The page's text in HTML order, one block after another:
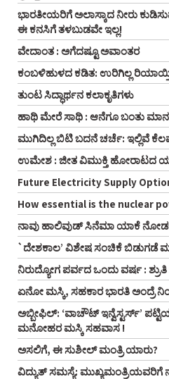
ಭಾರತೀಯರಿಗೆ ಅಲಾಸ್ಕಾದ ನೀರು
ಈ ಕನಸಿಗೆ ತಳಬುಡವೇ ಇಲ್ಲ!
ವೇದಾಂತ : ಅಗೆದಷ್ಟೂ ಅವಾಂತರ
ಕಂಬಳಿಹುಳದ ಕಡಿತ: ಉರಿಗಿಲ್ಲ
ತುಂಟ ಸಿದ್ಧಾರ್ಥನ ಕಲಾಕೃತಿಗಳು
ಹಾಥಿ ಮೇರೆ ಸಾಥಿ : ಆನೆಗೂ ಬಂತು ಮಾನ
ಮುಗಿದಿಲ್ಲ ಬಿಟಿ ಬದನೆ ಚರ್ಚೆ: ಇಲ್ಲಿವೆ
ಉಮೇಶ : ಜೀತ ವಿಮುಕ್ತಿ ಹೋರಾಟದ
Future Electricity Supply
How essential is the nuclear
ನಾವು ಹಾಲಿವುಡ್ ಸಿನೆಮಾ ಯಾಕೆ
`ದೇಶಕಾಲ’ ವಿಶೇಷ ಸಂಚಿಕೆ ಬಿಡುಗಡೆ
ನಿರುದ್ಯೋಗ ಪರ್ವದ ಒಂದು ವರ್ಷ :
ಏನೋ ಮಸ್ಕಿ, ಸಹಕಾರ ಭಾರತಿ ಅಂದ್ರೆ
ಅಬ್ಬೀಫಿಲ್: ‘ವಾಚೌಟ್ ಇನ್ವೆಸ್ಟರ್ಸ್‌’
ಮನೋಹರ ಮಸ್ಕಿ ಸಹವಾಸ !
ಅಸಲಿಗೆ, ಈ ಸುಶೀಲ್ ಮಂತ್ರಿ ಯಾರು?
ವಿದ್ಯುತ್ ಸಮಸ್ಯೆ: ಮುಖ್ಯಮಂತ್ರಿಯವರಿಗೆ